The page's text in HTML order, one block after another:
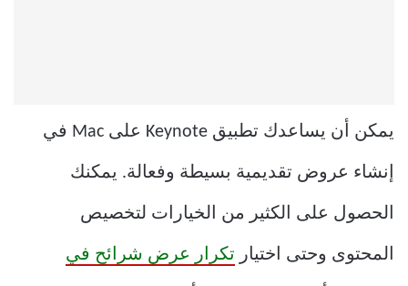
يمكن أن يساعدك تطبيق Keynote على Mac في
إنشاء عروض تقديمية بسيطة وفعالة. يمكنك
الحصول على الكثير من الخيارات لتخصيص
المحتوى وحتى اختيار تكرار عرض شرائح في